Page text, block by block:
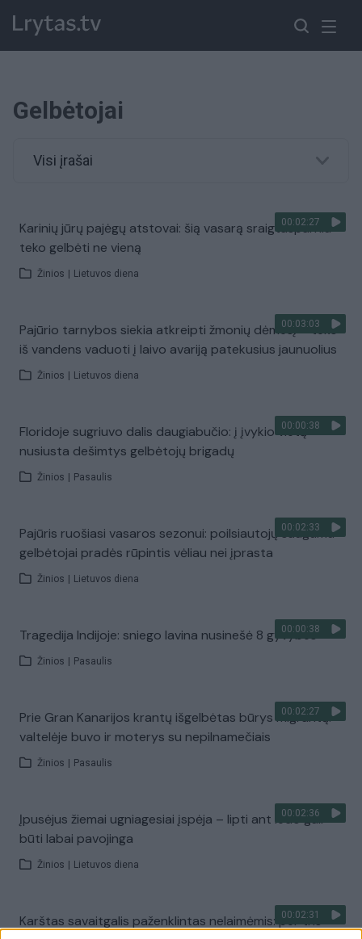
Gelbėtojai
Visi įrašai
00:02:27
Karinių jūrų pajėgų atstovai: šią vasarą sraigtasparniu
teko gelbėti ne vieną
Žinios Lietuvos diena
00:03:03
Pajūrio tarnybos siekia atkreipti žmonių dėmesį – teko
iš vandens vaduoti į laivo avariją patekusius jaunuolius
Žinios Lietuvos diena
00:00:38
Floridoje sugriuvo dalis daugiabučio: į įvykio vietą
nusiusta dešimtys gelbėtojų brigadų
Žinios Pasaulis
00:02:33
Pajūris ruošiasi vasaros sezonui: poilsiautojų saugumu
gelbėtojai pradės rūpintis vėliau nei įprasta
Žinios Lietuvos diena
00:00:38
Tragedija Indijoje: sniego lavina nusinešė 8 gyvybes
Žinios Pasaulis
00:02:27
Prie Gran Kanarijos krantų išgelbėtas būrys migrantų:
valtelėje buvo ir moterys su nepilnamečiais
Žinios Pasaulis
00:02:36
Įpusėjus žiemai ugniagesiai įspėja – lipti ant ledo gali
būti labai pavojinga
Žinios Lietuvos diena
00:02:31
Karštas savaitgalis paženklintas nelaimėmis: per tris